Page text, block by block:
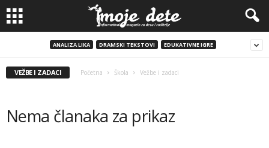
ANALIZA LIKA DRAMSKI TEKSTOVI EDUKATIVNE IGRE
VEŽBE I ZADACI Početna Škola Vežbe i zadaci
Nema članaka za prikaz